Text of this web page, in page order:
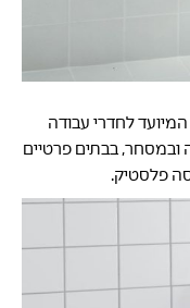
ניתן לשלב את כיור הניקוי Geberit Publica המיועד לחדרי עבודה
ובמסחר, בבתים פרטיים
פלסטיק.